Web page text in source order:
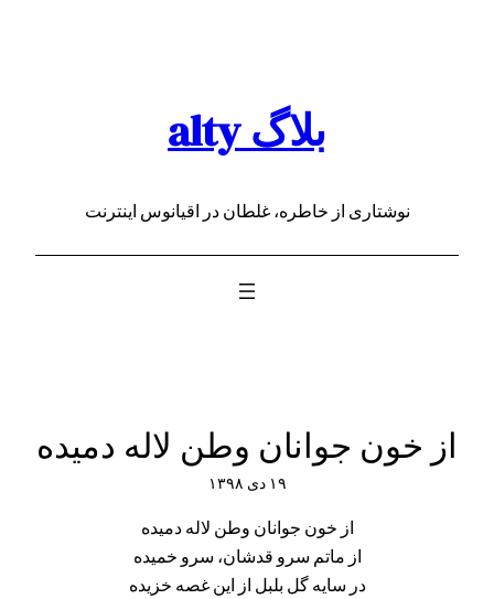
بلاگ alty
نوشتاری از خاطره، غلطان در اقیانوس اینترنت
از خون جوانان وطن لاله دمیده
۱۹ دی ۱۳۹۸
از خون جوانان وطن لاله دمیده
از ماتم سرو قدشان، سرو خمیده
در سایه گل بلبل از این غصه خزیده